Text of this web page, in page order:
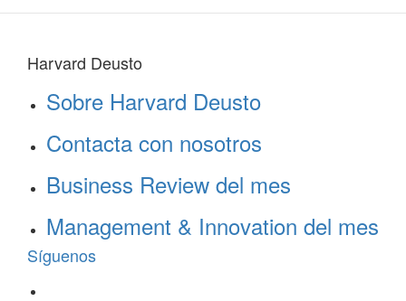
Harvard Deusto
Sobre Harvard Deusto
Contacta con nosotros
Business Review del mes
Management & Innovation del mes
Síguenos